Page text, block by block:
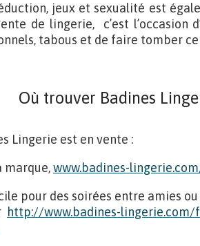
jeux et sexualité est
de lingerie, c’est l’occasion
tabous et de faire tomber
Où trouver Badines
Lingerie est en vente :
marque,www.badines-
pour des soirées entre amies ou
http://www.badines-